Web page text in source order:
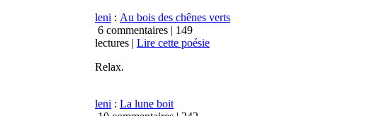
leni : Au bois des chênes verts
6 commentaires | 149
lectures | Lire cette poésie
Relax.
leni : La lune boit